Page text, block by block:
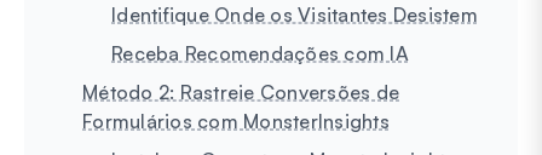
Identifique Onde os Visitantes Desistem
Receba Recomendações com IA
Método 2: Rastreie Conversões de
Formulários com MonsterInsights